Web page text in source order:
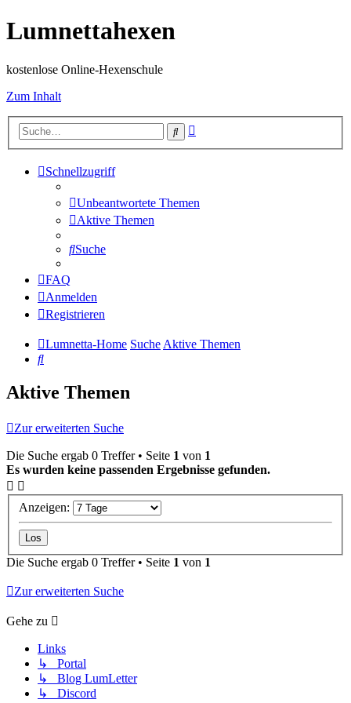
Lumnettahexen
kostenlose Online-Hexenschule
Zum Inhalt
Suche
Schnellzugriff
Unbeantwortete Themen
Aktive Themen
Suche
FAQ
Anmelden
Registrieren
Lumnetta-Home SucheAktive Themen
Suche
Aktive Themen
Zur erweiterten Suche
Die Suche ergab 0 Treffer • Seite 1 von 1
Es wurden keine passenden Ergebnisse gefunden.
Anzeigen:
Die Suche ergab 0 Treffer • Seite 1 von 1
Zur erweiterten Suche
Gehe zu
Links
↳ Portal
↳ Blog LumLetter
↳ Discord